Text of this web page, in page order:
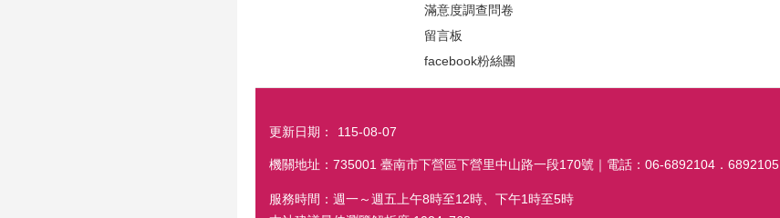
滿意度調查問卷
留言板
facebook粉絲團
更新日期： 115-08-07
機關地址：735001 臺南市下營區下營里中山路一段170號｜電話：06-6892104．6892105
服務時間：週一～週五上午8時至12時、下午1時至5時